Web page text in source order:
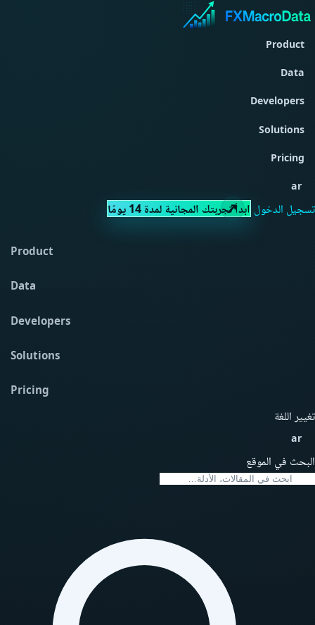
Product
Data
Developers
Solutions
Pricing
ar
تسجيل الدخول ابدأ تجربتك المجانية لمدة 14 يومًا
Product
Data
Developers
Solutions
Pricing
تغيير اللغة
ar
البحث في الموقع